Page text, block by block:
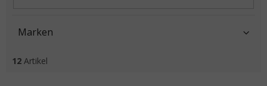
Marken
12 Artikel